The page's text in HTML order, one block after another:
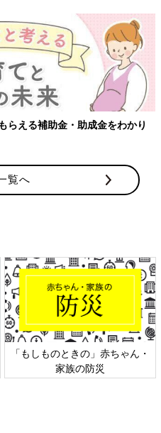
の感染症対策、知っておいて！
覧へ
六星占術 細木かおりさんの人生
相談